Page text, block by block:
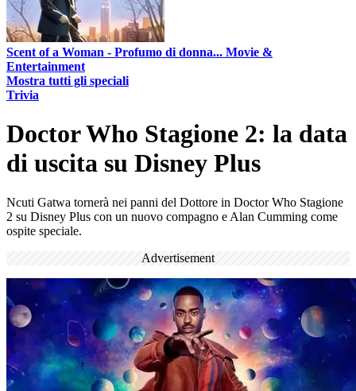
Scent of a Woman - Profumo di donna... Movie &
Entertainment
Mostra tutti gli speciali
Trivia
Doctor Who Stagione 2: la data
di uscita su Disney Plus
Ncuti Gatwa tornerà nei panni del Dottore in Doctor Who Stagione
2 su Disney Plus con un nuovo compagno e Alan Cumming come
ospite speciale.
Advertisement